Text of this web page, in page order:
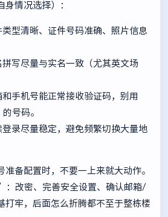
身情况选择）：
型清晰、证件号码准确、照片信息
写尽量与实名一致（尤其英文场
手机号能正常接收验证码，别用
号码。
登录尽量稳定，避免频繁切换大量地
准备配置时，不要一上来就大动作。
改密、完善安全设置、确认邮箱/
打牢，后面怎么折腾都不至于整栋楼